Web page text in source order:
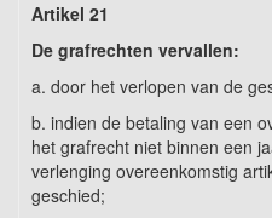
Artikel 21
De grafrechten vervallen:
a. door het verlopen van de
b. indien de betaling van een
het grafrecht niet binnen een
verlenging overeenkomstig
geschied;